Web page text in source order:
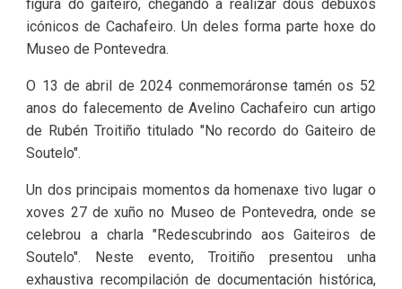
figura do gaiteiro, chegando a realizar dous debuxos
icónicos de Cachafeiro. Un deles forma parte hoxe do
Museo de Pontevedra.
O 13 de abril de 2024 conmemoráronse tamén os 52
anos do falecemento de Avelino Cachafeiro cun artigo
de Rubén Troitiño titulado "No recordo do Gaiteiro de
Soutelo".
Un dos principais momentos da homenaxe tivo lugar o
xoves 27 de xuño no Museo de Pontevedra, onde se
celebrou a charla "Redescubrindo aos Gaiteiros de
Soutelo". Neste evento, Troitiño presentou unha
exhaustiva recompilación de documentación histórica,